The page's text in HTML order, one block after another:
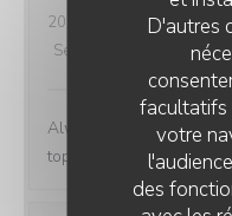
D'autres
facultatifs
votre
des
2024-02-07
- 13:00 -
Service
Ambiance:4
Always a lovely place
top notch.